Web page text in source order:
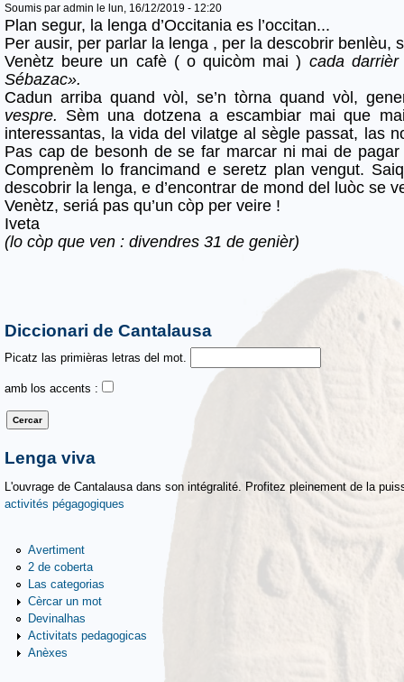
Soumis par admin le lun, 16/12/2019 - 12:20
Plan segur, la lenga d’Occitania es l’occitan...
Per ausir, per parlar la lenga , per la descobrir benlèu,
Venètz beure un cafè ( o quicòm mai ) cada
Sébazac».
Cadun arriba quand vòl, se’n tòrna quand vòl,
vespre. Sèm una dotzena a escambiar mai que
interessantas, la vida del vilatge al sègle passat, las
Pas cap de besonh de se far marcar ni mai de pagar
Comprenèm lo francimand e seretz plan vengut.
descobrir la lenga, e d’encontrar de mond del luòc se
Venètz, seriá pas qu’un còp per veire !
Iveta
(lo còp que ven : divendres 31 de genièr)
Diccionari de Cantalausa
Picatz las primièras letras del mot.
amb los accents :
Lenga viva
L'ouvrage de Cantalausa dans son intégralité. Profitez pleinement de la
activités pégagogiques
Avertiment
2 de coberta
Las categorias
Cèrcar un mot
Devinalhas
Activitats pedagogicas
Anèxes